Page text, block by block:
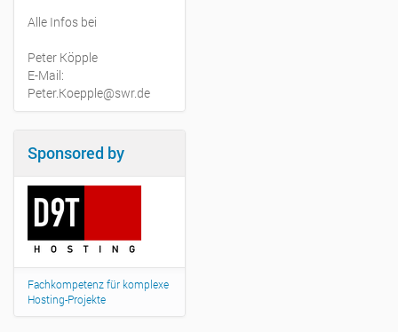
Alle Infos bei
Peter Köpple
E-Mail:
Peter.Koepple@swr.de
Sponsored by
Fachkompetenz für komplexe
Hosting-Projekte